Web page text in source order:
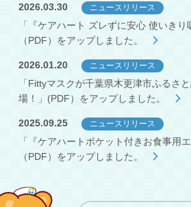
2026.03.30 ニュースリリース
「『ケアハート ズレずに安心 使いきり
（PDF）をアップしました。
2026.01.20 ニュースリリース
「Fittyマスクが千葉県木更津市ふるさ
場！」(PDF）をアップしました。
2025.09.25 ニュースリリース
「『ケアハートポケット付きお食事用
（PDF）をアップしました。